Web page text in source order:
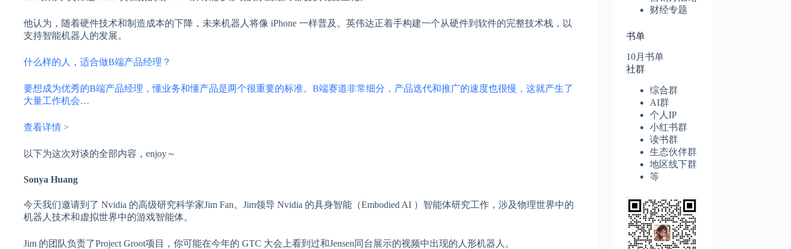
他认为，随着硬件技术和制造成本的下降，未来机器人将像 iPhone 一样普及。英伟达正着手构建一个从硬件到软件的完整技术栈，以
支持智能机器人的发展。
什么样的人，适合做B端产品经理？
要想成为优秀的B端产品经理，懂业务和懂产品是两个很重要的标准。B端赛道非常细分，产品迭代和推广的速度也很慢，这就产生了
大量工作机会…
查看详情 >
以下为这次对谈的全部内容，enjoy～
Sonya Huang
今天我们邀请到了 Nvidia 的高级研究科学家Jim Fan。Jim领导 Nvidia 的具身智能（Embodied AI ）智能体研究工作，涉及物理世界中的
机器人技术和虚拟世界中的游戏智能体。
Jim 的团队负责了Project Groot项目，你可能在今年的 GTC 大会上看到过和Jensen同台展示的视频中出现的人形机器人。
财经专题
书单
10月书单
社群
综合群
AI群
个人IP
小红书群
读书群
生态伙伴群
地区线下群
等